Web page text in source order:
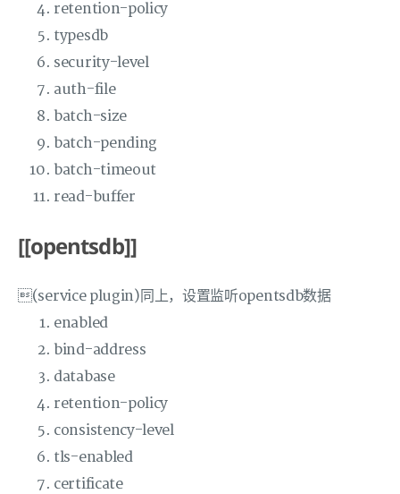
retention-policy
typesdb
security-level
auth-file
batch-size
batch-pending
batch-timeout
read-buffer
[[opentsdb]]
(service plugin)同上，设置监听opentsdb数据
enabled
bind-address
database
retention-policy
consistency-level
tls-enabled
certificate